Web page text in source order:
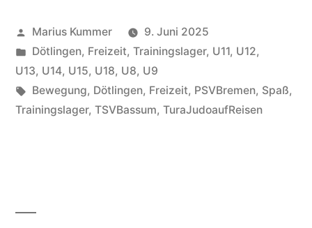
am
Pfingstwochenende
–
Trainingslager
Veröffentlicht
von
Marius Kummer
9. Juni 2025
Veröffentlicht
unter
Dötlingen, Freizeit, Trainingslager, U11, U12,
U13, U14, U15, U18, U8, U9
Schlagwörter:
Bewegung, Dötlingen, Freizeit, PSVBremen, Spaß,
Trainingslager, TSVBassum, TuraJudoaufReisen